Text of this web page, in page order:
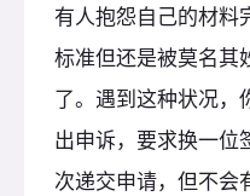
有人抱怨自己的材料
标准但还是被莫名其
了。遇到这种状况，
出申诉，要求换一位
次递交申请，但不会